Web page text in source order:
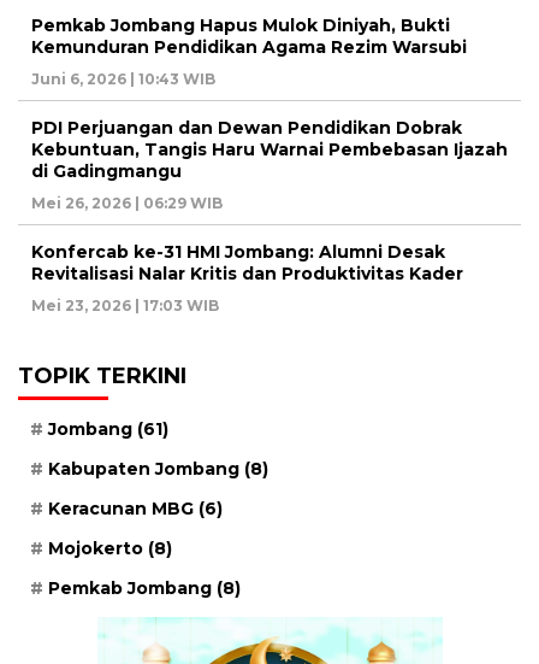
Pemkab Jombang Hapus Mulok Diniyah, Bukti
Kemunduran Pendidikan Agama Rezim Warsubi
Juni 6, 2026 | 10:43 WIB
PDI Perjuangan dan Dewan Pendidikan Dobrak
Kebuntuan, Tangis Haru Warnai Pembebasan Ijazah
di Gadingmangu
Mei 26, 2026 | 06:29 WIB
Konfercab ke-31 HMI Jombang: Alumni Desak
Revitalisasi Nalar Kritis dan Produktivitas Kader
Mei 23, 2026 | 17:03 WIB
TOPIK TERKINI
Jombang (61)
Kabupaten Jombang (8)
Keracunan MBG (6)
Mojokerto (8)
Pemkab Jombang (8)